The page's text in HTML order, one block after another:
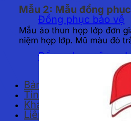
Đồng phục bảo vệ
Đồng phục công
Bảng giá
Tin tức
Khách hàng
Liên hệ
Mẫu 2: Mẫu đồng
Mẫu áo thun họp lớp đơn
niệm họp lớp. Mũ màu đỏ